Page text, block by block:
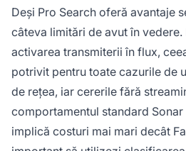
Deși Pro Search oferă avantaje
câteva limitări de avut în vedere.
activarea transmiterii în flux,
potrivit pentru toate cazurile de
de rețea, iar cererile fără
comportamentul standard Sonar
implică costuri mai mari decât